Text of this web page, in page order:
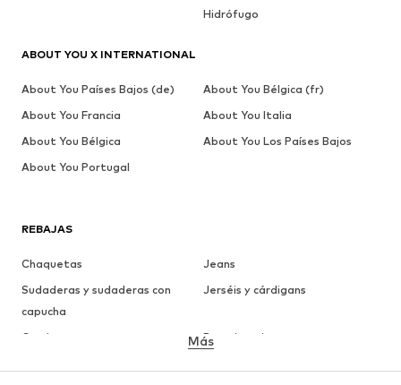
REBAJAS
Chaquetas
Jeans
Sudaderas y sudaderas con
capucha
Jerséis y cárdigans
Camisetas
Ropa interior
Más
Hidrófugo
ABOUT YOU X INTERNATIONAL
About You Países Bajos (de)
About You Bélgica (fr)
About You Francia
About You Italia
About You Bélgica
About You Los Países Bajos
About You Portugal